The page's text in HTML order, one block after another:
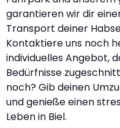
garantieren wir dir
Transport deiner
Kontaktiere uns noch
individuelles Angebot,
Bedürfnisse
noch? Gib deinen
und genieße einen
Leben in Biel.